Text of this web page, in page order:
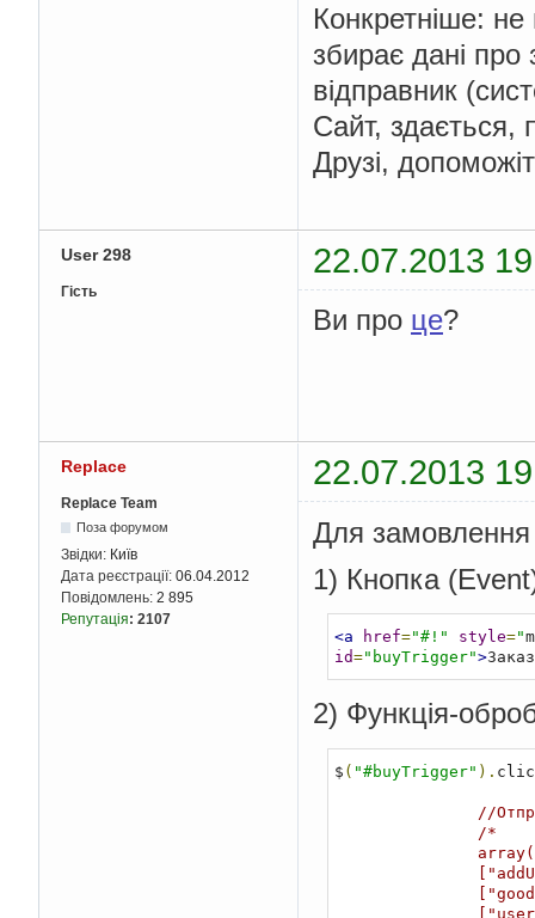
Конкретніше:
збирає дані
відправник
Сайт, здається,
Друзі,
User 298 22.07.2013
Гість
Ви про це?
Replace 22.07.2013
Replace Team
Поза форумом
Звідки: Київ
Дата реєстрації: 06.04.2012
Повідомлень: 2 895
Репутація: 2107
Для замовлення
1) Кнопка
<a href="#!" style="
id="buyTrigger">
2) Функція-
$ ( "#buyTrigger" ).
//
/*